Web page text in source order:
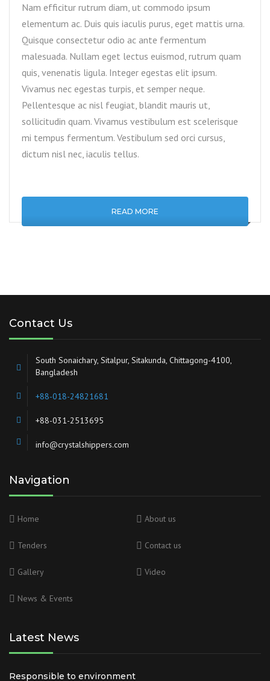
Nam efficitur rutrum diam, ut commodo ipsum
elementum ac. Duis quis iaculis purus, eget mattis urna.
Quisque consectetur odio ac ante fermentum
malesuada. Nullam eget lectus euismod, rutrum quam
quis, venenatis ligula. Integer egestas elit ipsum.
Vivamus nec egestas turpis, et semper neque.
Pellentesque ac nisl feugiat, blandit mauris ut,
sollicitudin quam. Vivamus vestibulum est scelerisque
mi tempus fermentum. Vestibulum sed orci cursus,
dictum nisl nec, iaculis tellus.
READ MORE
Contact Us
South Sonaichary, Sitalpur, Sitakunda, Chittagong-4100,
Bangladesh
+88-018-24821681
+88-031-2513695
info@crystalshippers.com
Navigation
Home About us
Tenders Contact us
Gallery Video
News & Events
Latest News
Responsible to environment